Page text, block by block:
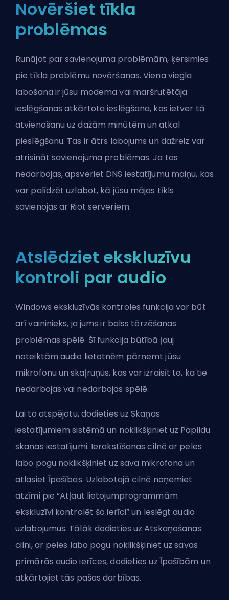
Novēršiet tīkla
problēmas
Runājot par savienojuma problēmām, ķersimies
pie tīkla problēmu novēršanas. Viena viegla
labošana ir jūsu modema vai maršrutētāja
ieslēgšanas atkārtota ieslēgšana, kas ietver tā
atvienošanu uz dažām minūtēm un atkal
pieslēgšanu. Tas ir ātrs labojums un dažreiz var
atrisināt savienojuma problēmas. Ja tas
nedarbojas, apsveriet DNS iestatījumu maiņu, kas
var palīdzēt uzlabot, kā jūsu mājas tīkls
savienojas ar Riot serveriem.
Atslēdziet ekskluzīvu
kontroli par audio
Windows ekskluzīvās kontroles funkcija var būt
arī vaininieks, ja jums ir balss tērzēšanas
problēmas spēlē. Šī funkcija būtībā ļauj
noteiktām audio lietotnēm pārņemt jūsu
mikrofonu un skaļruņus, kas var izraisīt to, ka tie
nedarbojas vai nedarbojas spēlē.
Lai to atspējotu, dodieties uz Skaņas
iestatījumiem sistēmā un noklikšķiniet uz Papildu
skaņas iestatījumi. Ierakstīšanas cilnē ar peles
labo pogu noklikšķiniet uz sava mikrofona un
atlasiet Īpašības. Uzlabotajā cilnē noņemiet
atzīmi pie “Atļaut lietojumprogrammām
ekskluzīvi kontrolēt šo ierīci” un Ieslēgt audio
uzlabojumus. Tālāk dodieties uz Atskaņošanas
cilni, ar peles labo pogu noklikšķiniet uz savas
primārās audio ierīces, dodieties uz Īpašībām un
atkārtojiet tās pašas darbības.